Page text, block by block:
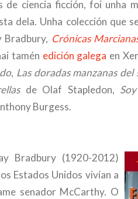
de ciencia ficción, foi unha
dela. Unha colección que
Bradbury, Crónicas
tamén edición galega en
, Las doradas manzanas del
de Olaf Stapledon,
Burgess.
Bradbury (1920-2012)
Estados Unidos vivían a
senador McCarthy. O